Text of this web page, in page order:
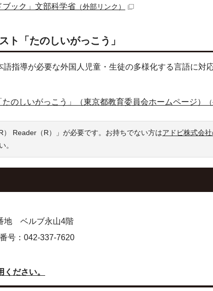
ブック」文部科学省 （外部リンク）
ト「たのしいがっこう」
指導が必要な外国人児童・生徒の多様化する言語に対
のしいがっこう」（東京都教育委員会ホームページ）
Reader（R）」が必要です。お持ちでない方はアドビ株式会
。
地 ベルブ永山4階
号：042-337-7620
ださい。